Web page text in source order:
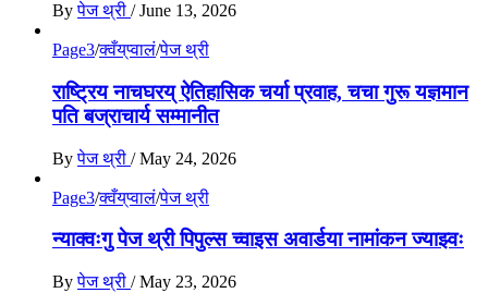
By पेज थ्री / June 13, 2026
Page3/क्वँय्‌प्वालं/पेज थ्री
राष्ट्रिय नाचघरय् ऐतिहासिक चर्या प्रवाह, चचा गुरू यज्ञमान
पति बज्राचार्य सम्मानीत
By पेज थ्री / May 24, 2026
Page3/क्वँय्‌प्वालं/पेज थ्री
न्याक्वःगु पेज थ्री पिपुल्स च्वाइस अवार्डया नामांकन ज्याझ्वः
By पेज थ्री / May 23, 2026